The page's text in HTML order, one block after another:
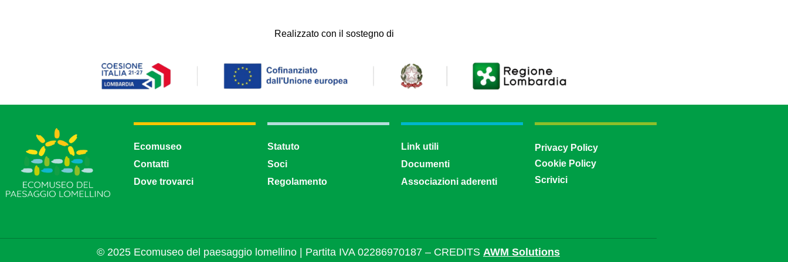
Realizzato con il sostegno di
Ecomuseo
Contatti
Dove trovarci
Statuto
Soci
Regolamento
Link utili
Documenti
Associazioni aderenti
Privacy Policy
Cookie Policy
Scrivici
© 2025 Ecomuseo del paesaggio lomellino | Partita IVA 02286970187 – CREDITS AWM Solutions